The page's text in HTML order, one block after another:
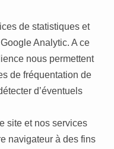
de statistiques et
Analytic. A ce
nous permettent
de fréquentation de
d’éventuels
site et nos services
navigateur à des fins